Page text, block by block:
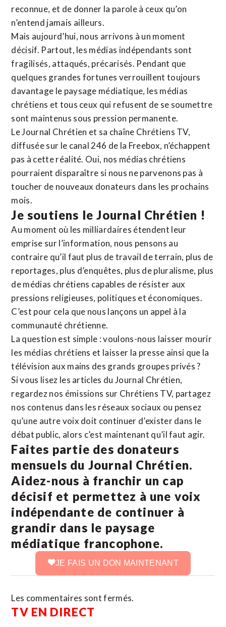
reconnue, et de donner la parole à ceux qu’on
n’entend jamais ailleurs.
Mais aujourd’hui, nous arrivons à un moment
décisif. Partout, les médias indépendants sont
fragilisés, attaqués, précarisés. Pendant que
quelques grandes fortunes verrouillent toujours
davantage le paysage médiatique, les médias
chrétiens et tous ceux qui refusent de se soumettre
sont maintenus sous pression permanente.
Le Journal Chrétien et sa chaîne Chrétiens TV,
diffusée sur le canal 246 de la Freebox, n’échappent
pas à cette réalité. Oui, nos médias chrétiens
pourraient disparaître si nous ne parvenons pas à
toucher de nouveaux donateurs dans les prochains
mois.
Je soutiens le Journal Chrétien !
Au moment où les milliardaires étendent leur
emprise sur l’information, nous pensons au
contraire qu’il faut plus de travail de terrain, plus de
reportages, plus d’enquêtes, plus de pluralisme, plus
de médias chrétiens capables de résister aux
pressions religieuses, politiques et économiques.
C’est pour cela que nous lançons un appel à la
communauté chrétienne.
La question est simple : voulons-nous laisser mourir
les médias chrétiens et laisser la presse ainsi que la
télévision aux mains des grands groupes privés ?
Si vous lisez les articles du Journal Chrétien,
regardez nos émissions sur Chrétiens TV, partagez
nos contenus dans les réseaux sociaux ou pensez
qu’une autre voix doit continuer d’exister dans le
débat public, alors c’est maintenant qu’il faut agir.
Faites partie des donateurs
mensuels du Journal Chrétien.
Aidez-nous à franchir un cap
décisif et permettez à une voix
indépendante de continuer à
grandir dans le paysage
médiatique francophone.
JE FAIS UN DON MAINTENANT
Les commentaires sont fermés.
TV EN DIRECT